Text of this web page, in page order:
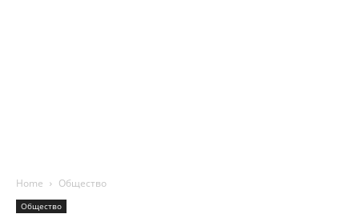
Home Общество
Общество